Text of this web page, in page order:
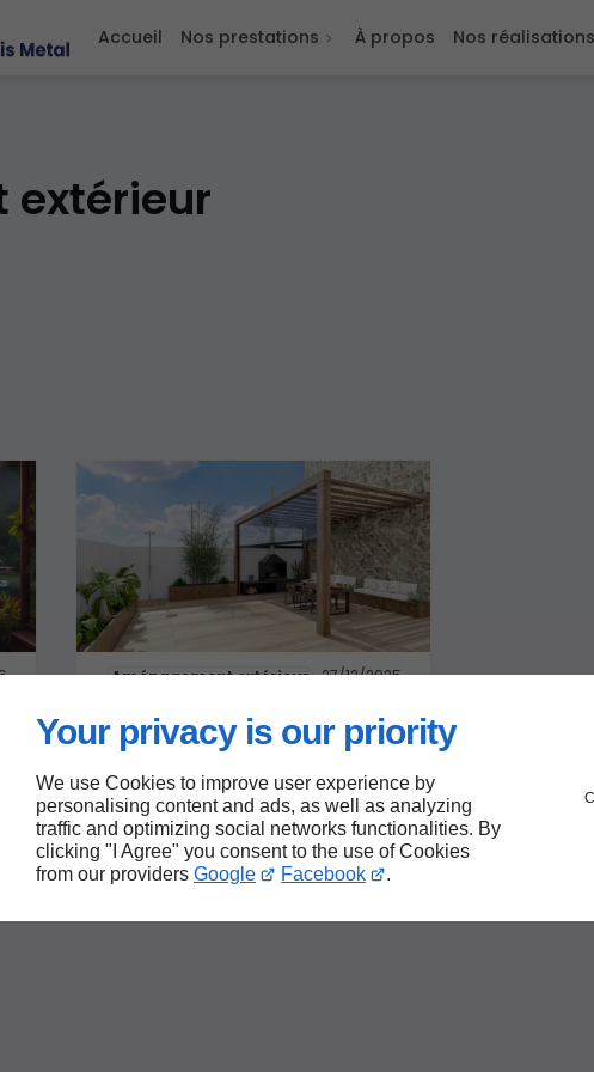
Your privacy is our priority
We use Cookies to improve user experience by
personalising content and ads, as well as analyzing
traffic and optimizing social networks functionalities. By
clicking "I Agree" you consent to the use of Cookies
from our providers Google Facebook .
Accueil Nos prestations
Garde corps intérieurs
Portes d'entrées
Fenêtres
Volets et stores
Portes de garage
À propos Nos réalisations
extérieur
Aménagement extérieur 27/12/2025
aménagement
esthétique et fonctionnel
pour vos extérieurs